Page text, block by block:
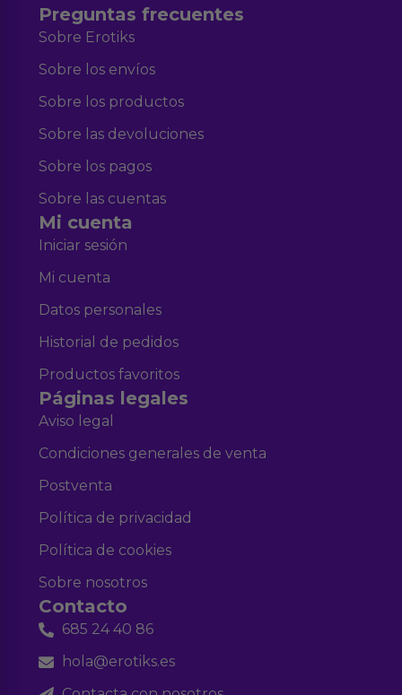
Preguntas frecuentes
Sobre Erotiks
Sobre los envíos
Sobre los productos
Sobre las devoluciones
Sobre los pagos
Sobre las cuentas
Mi cuenta
Iniciar sesión
Mi cuenta
Datos personales
Historial de pedidos
Productos favoritos
Páginas legales
Aviso legal
Condiciones generales de venta
Postventa
Política de privacidad
Política de cookies
Sobre nosotros
Contacto
685 24 40 86
hola@erotiks.es